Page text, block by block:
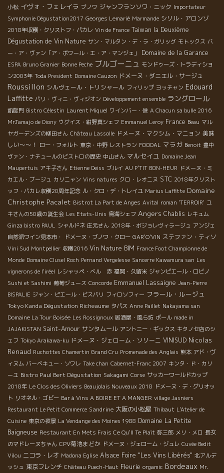
小松 イヴォ・フェレイラ ブノワ ジャンフランソワ・ニック Importateur
Symphonie Dégustation2017 Georges Lemarié Marmande シリル・アロンゾ
2018年収穫・クリストフ・パカレ Vin de France Taiwan la Deuxième
Dégustation de Vin Nature サン・マルタン・デ・ラ・ガリッグ モトックス バ
ー・ア・ヴァン「ア・ボワール・エ・ア・マンジェ」
Domaine de la Garance
ESPA Bruno Granier Bonne Peche ブルゴーニュ モンドゥーズ・トラディショ
ン2003年 Toda President Domaine Cauzon ドメーヌ・ダニエル・サージュ
Roussillon シルヴェール・トリシャール フィリップ ヨッチャン Edouard
Laffitte パリ・ヴィニ・ヴィジオン Développement ensemble ラングロール
凱旋門 Bistro Célestin Laurent Miquel ワインバー・俊 A Chacun sa bulle 2016
Mr.Tamajo de Diony ウグイス・紺野真シェフ Emmanuel Leroy France Beau マル
ヤガーデンズの柳田さん Château Lassolle ドメーヌ・マクシム・マニョン 美味
しい～～！
ロー・フォルト 東京・中野 レストラン FOODAL マラガ Benoit 豊中
ヴァン・ナチュールのビストロの歴史 中山さん マルセイユ Domaine Jean
Maupertuis アキ子さん Etienne Deiss ブルイ AU P'TIT BON-HEUR ドメーヌ・ミ
カエル・ブージュ カリニャン Vins natures クロ・レオニヌ STC 2018年クリスト
ッフ・パカレ収穫20周年記念 ル・クロ・デ・トレイユ Marius Laffitte Domaine
Christophe Pacalet Bistrot La Part de Anges Avital roman 'TERROIR' ユ
キさんの50歳の誕生会 Les Etats-Unis 鳥海シェフ Angers Chablis レキュム
Ginza bistro PAUL シャルドネ 庄元さん 2018年・ボジョレヴィラージュ アンジェ
自然派ワイン見本市・
ドメーヌ・ブノワ・クロー GAR'O'VIN ステファン・ティソ
Vini Sud Montpellier 収穫2016 Vin Nature BIM France Foot Championne de
Monde Domaine Clusel Roch Pernand Vergelesse Sancerre Kawamura san Les
vignerons de l'iréel レシャッペ・ベル 赤 福岡・久留米 ジャンピエール・ロビノ
Sushi et Sashimi 葡萄ジュース Concorde Emmanuel Lassaigne Jean-Pierre
BISPALIE ジャン・ピエール・ビスパリ フィロソフィー フラール・ルージュ
Tokyo Kanda Dégustation Richeaume タパス Anne Paillet Nakayama san
Domaine La Tour Boisée Les Rossignoux 居酒屋・風ら坊 ポール made in
JAJAKISTAN Saint-Amour サンタムール アントニー・ギックス キタノセ店のシ
ェフ Tokyo Arakawa-ku ドメーヌ・ジェローム・ソリーニ VINISUD Nicolas
Renaud Ruchottes Chamertin Grand Cru Promenade des Anglais 熊本 アド・ヴ
ィヌム バーベキュー・ソワレ Take chan Cabernet-Franc 2007 キンタ・ド・カリ
ーユ Bistro Paul Bert Dégustation Sakagami Corse サッカーワールドカップ
2018年 Le Clos des Oliviers Beaujolais Nouveaux 2018 ドメーヌ・デ・グリオッ
ト リオネル・ゴビー Bar à Vins A BOIRE ET A MANGER village Jasniers
Restaurant Le Petit Commerce Sandrine 大阪の小松屋 Thibaut L'Atelier de
Cuisine 東京の夜景 La Vendange des Moines 1988 Domaine La Petite
Baigneuse Restaurant En Mets Frais Ce Qu'Il Te Plaît 弥三郎 メリ・メロ 長女
のマドレーヌちゃん CPV菊池まどか ドメーヌ・ジェローム・ジュレ Cuvée Bedit
Vilou ニコラ・レオ Madona Eglise Alsace Foire "Les Vins Libérés" 北アルデ
ッシュ 東京フレンチ Château Puech-Haut Fleurie orgamic Bordeaux Mr.